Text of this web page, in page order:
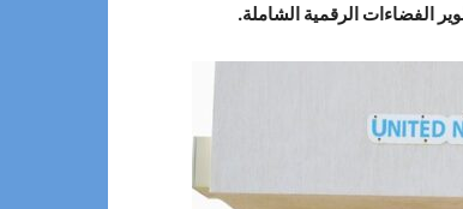
الفضاءات الرقمية الشاملة.